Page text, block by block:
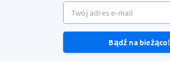
Twój adres e-mail
Bądź na bieżąco!